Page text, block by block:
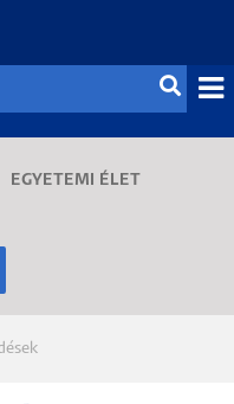
EGYETEMI ÉLET